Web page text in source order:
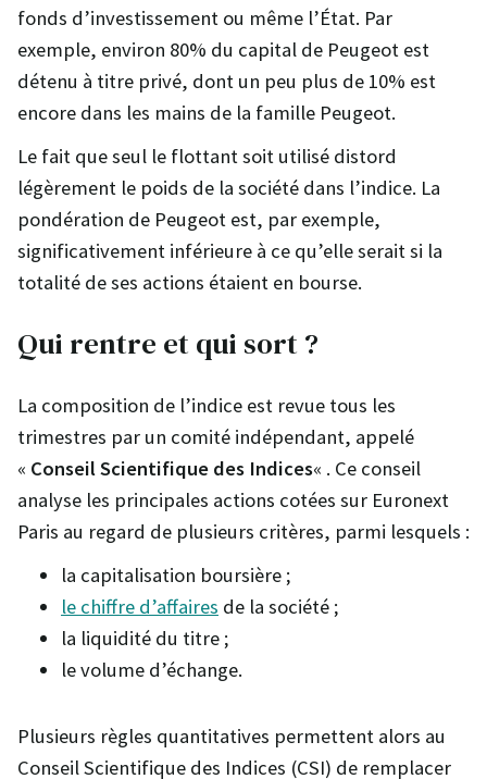
fonds d’investissement ou même l’État. Par
exemple, environ 80% du capital de Peugeot est
détenu à titre privé, dont un peu plus de 10% est
encore dans les mains de la famille Peugeot.
Le fait que seul le flottant soit utilisé distord
légèrement le poids de la société dans l’indice. La
pondération de Peugeot est, par exemple,
significativement inférieure à ce qu’elle serait si la
totalité de ses actions étaient en bourse.
Qui rentre et qui sort ?
La composition de l’indice est revue tous les
trimestres par un comité indépendant, appelé
« Conseil Scientifique des Indices« . Ce conseil
analyse les principales actions cotées sur Euronext
Paris au regard de plusieurs critères, parmi lesquels :
la capitalisation boursière ;
le chiffre d’affaires de la société ;
la liquidité du titre ;
le volume d’échange.
Plusieurs règles quantitatives permettent alors au
Conseil Scientifique des Indices (CSI) de remplacer